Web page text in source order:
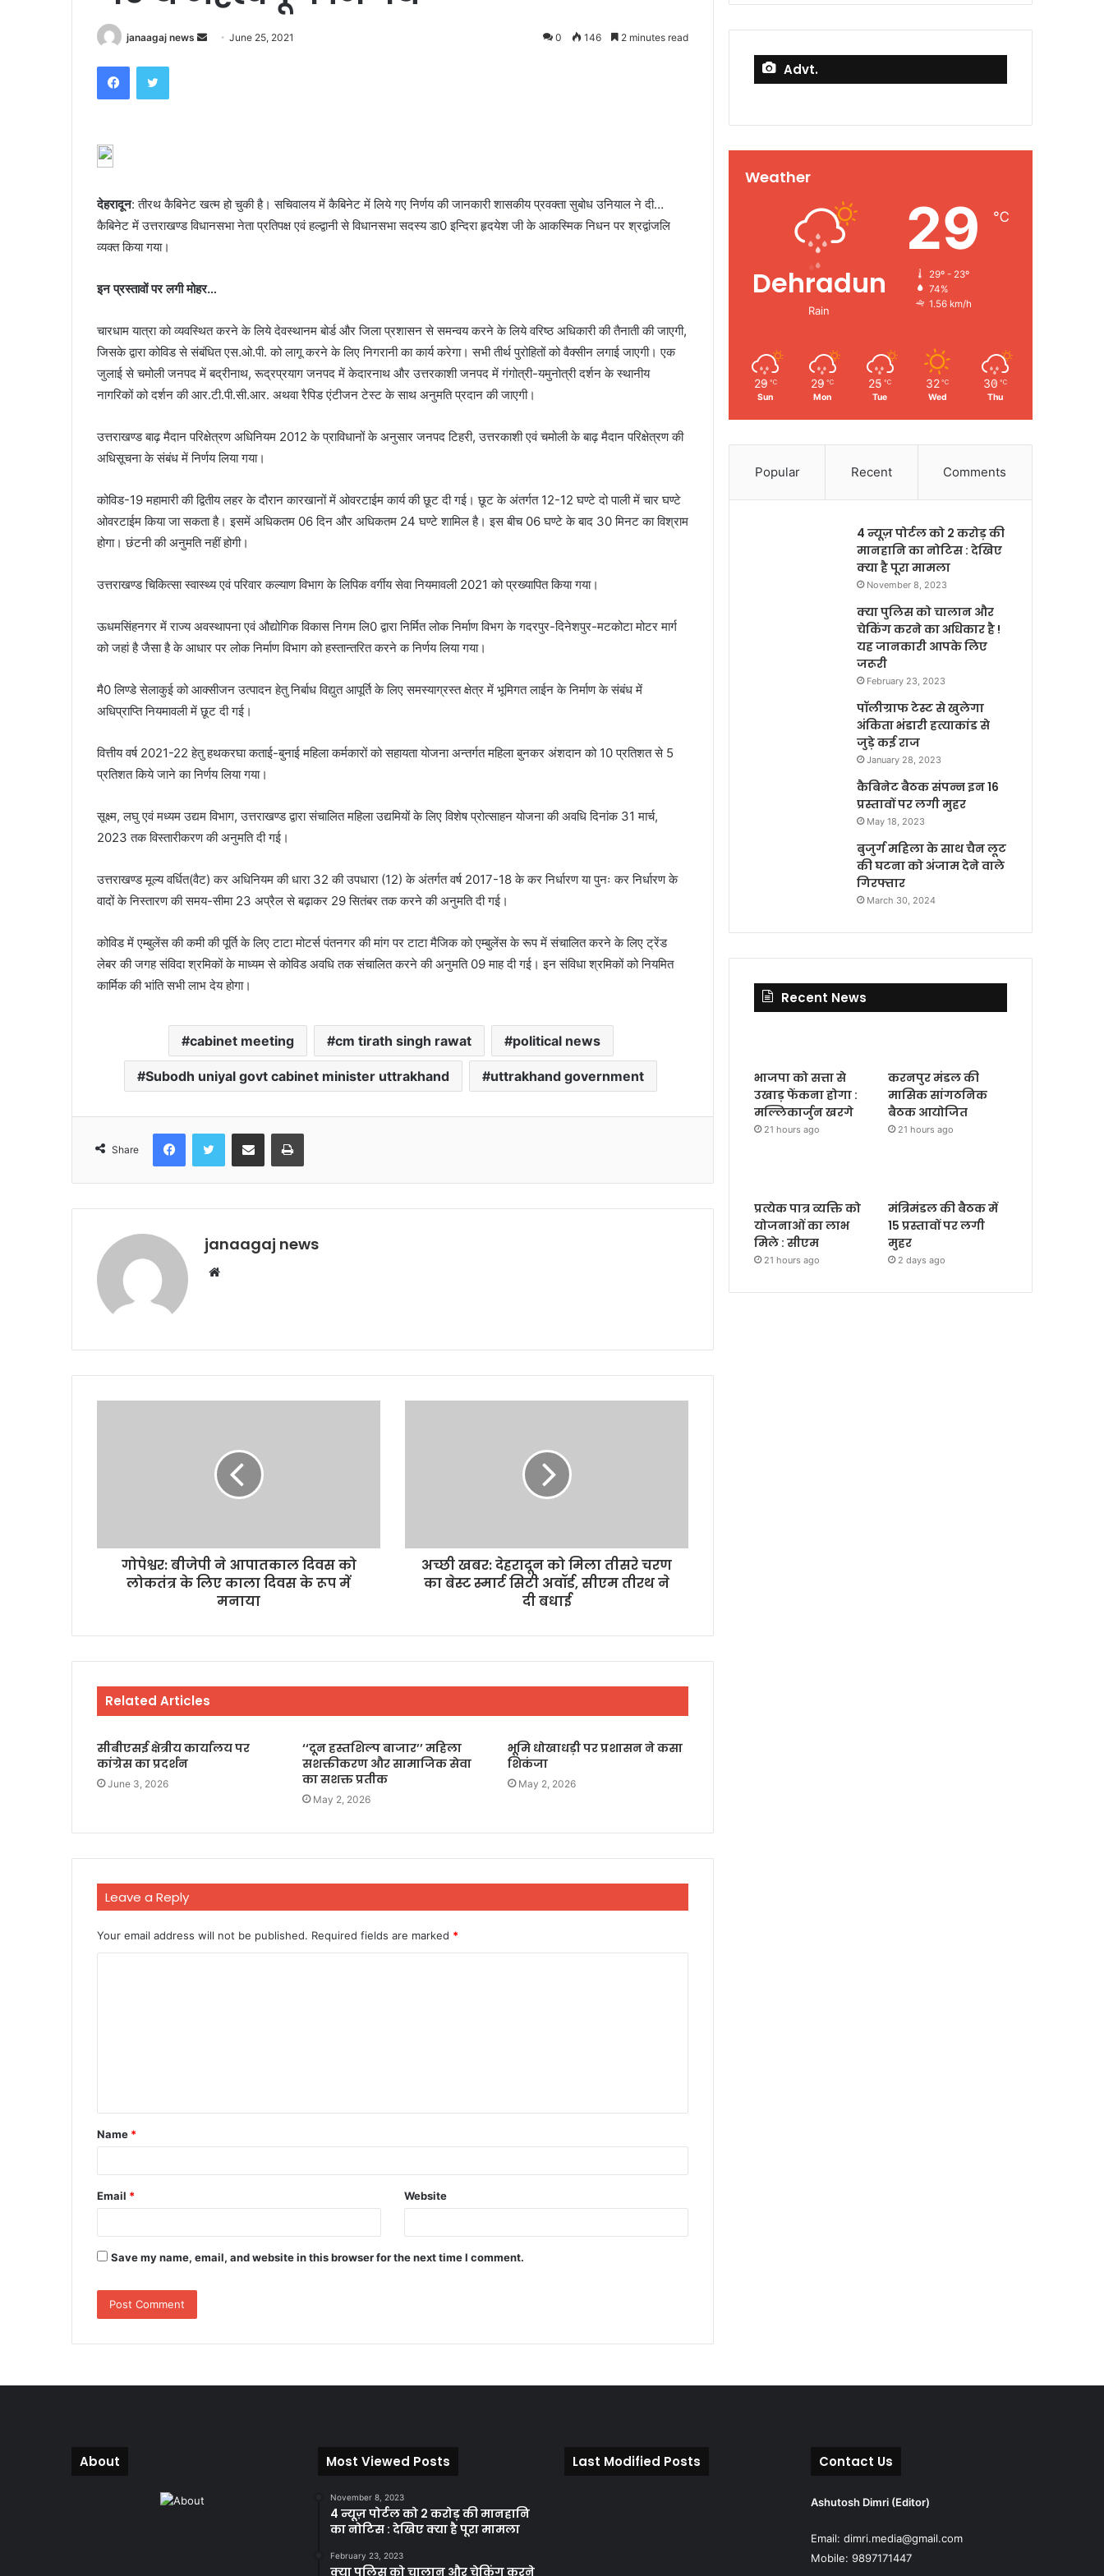
janaagaj news
SendJune 25, 2021 0 146 2 minutes read
FacebookTwitter
देहरादून: तीरथ कैबिनेट खत्म हो चुकी है। सचिवालय में कैबिनेट में लिये गए निर्णय की जानकारी शासकीय प्रवक्ता सुबोध उनियाल ने दी…
कैबिनेट में उत्तराखण्ड विधानसभा नेता प्रतिपक्ष एवं हल्द्वानी से विधानसभा सदस्य डा0 इन्दिरा हृदयेश जी के आकस्मिक निधन पर श्रद्वांजलि
व्यक्त किया गया।
इन प्रस्तावों पर लगी मोहर…
चारधाम यात्रा को व्यवस्थित करने के लिये देवस्थानम बोर्ड और जिला प्रशासन से समन्वय करने के लिये वरिष्ठ अधिकारी की तैनाती की जाएगी,
जिसके द्वारा कोविड से संबंधित एस.ओ.पी. को लागू करने के लिए निगरानी का कार्य करेगा। सभी तीर्थ पुरोहितों को वैक्सीन लगाई जाएगी। एक
जुलाई से चमोली जनपद में बद्रीनाथ, रूद्रप्रयाग जनपद में केदारनाथ और उत्तरकाशी जनपद में गंगोत्री-यमुनोत्री दर्शन के स्थानीय
नागरिकों को दर्शन की आर.टी.पी.सी.आर. अथवा रैपिड एंटीजन टेस्ट के साथ अनुमति प्रदान की जाएगी।
उत्तराखण्ड बाढ़ मैदान परिक्षेत्रण अधिनियम 2012 के प्राविधानों के अनुसार जनपद टिहरी, उत्तरकाशी एवं चमोली के बाढ़ मैदान परिक्षेत्रण की
अधिसूचना के संबंध में निर्णय लिया गया।
कोविड-19 महामारी की द्वितीय लहर के दौरान कारखानों में ओवरटाईम कार्य की छूट दी गई। छूट के अंतर्गत 12-12 घण्टे दो पाली में चार घण्टे
ओवरटाईम किया जा सकता है। इसमें अधिकतम 06 दिन और अधिकतम 24 घण्टे शामिल है। इस बीच 06 घण्टे के बाद 30 मिनट का विश्राम
होगा। छंटनी की अनुमति नहीं होगी।
उत्तराखण्ड चिकित्सा स्वास्थ्य एवं परिवार कल्याण विभाग के लिपिक वर्गीय सेवा नियमावली 2021 को प्रख्यापित किया गया।
ऊधमसिंहनगर में राज्य अवस्थापना एवं औद्योगिक विकास निगम लि0 द्वारा निर्मित लोक निर्माण विभग के गदरपुर-दिनेशपुर-मटकोटा मोटर मार्ग
को जहां है जैसा है के आधार पर लोक निर्माण विभाग को हस्तान्तरित करने क निर्णय लिया गया।
मै0 लिण्डे सेलाकुई को आक्सीजन उत्पादन हेतु निर्बाध विद्युत आपूर्ति के लिए समस्याग्रस्त क्षेत्र में भूमिगत लाईन के निर्माण के संबंध में
अधिप्राप्ति नियमावली में छूट दी गई।
वित्तीय वर्ष 2021-22 हेतु हथकरघा कताई-बुनाई महिला कर्मकारों को सहायता योजना अन्तर्गत महिला बुनकर अंशदान को 10 प्रतिशत से 5
प्रतिशत किये जाने का निर्णय लिया गया।
सूक्ष्म, लघु एवं मध्यम उद्यम विभाग, उत्तराखण्ड द्वारा संचालित महिला उद्यमियों के लिए विशेष प्रोत्साहन योजना की अवधि दिनांक 31 मार्च,
2023 तक विस्तारीकरण की अनुमति दी गई।
उत्तराखण्ड मूल्य वर्धित(वैट) कर अधिनियम की धारा 32 की उपधारा (12) के अंतर्गत वर्ष 2017-18 के कर निर्धारण या पुनः कर निर्धारण के
वादों के निस्तारण की समय-सीमा 23 अप्रैल से बढ़ाकर 29 सितंबर तक करने की अनुमति दी गई।
कोविड में एम्बुलेंस की कमी की पूर्ति के लिए टाटा मोटर्स पंतनगर की मांग पर टाटा मैजिक को एम्बुलेंस के रूप में संचालित करने के लिए ट्रेंड
लेबर की जगह संविदा श्रमिकों के माध्यम से कोविड अवधि तक संचालित करने की अनुमति 09 माह दी गई। इन संविधा श्रमिकों को नियमित
कार्मिक की भांति सभी लाभ देय होगा।
cabinet meeting cm tirath singh rawat political news
Subodh uniyal govt cabinet minister uttrakhand uttrakhand government
Share
FacebookTwitter Share via Email Print
janaagaj news
Website
गोपेश्वर: बीजेपी ने आपातकाल दिवस को
लोकतंत्र के लिए काला दिवस के रूप में
मनाया
अच्छी खबर: देहरादून को मिला तीसरे चरण
का बेस्ट स्मार्ट सिटी अवॉर्ड, सीएम तीरथ ने
दी बधाई
Related Articles
सीबीएसई क्षेत्रीय कार्यालय पर
कांग्रेस का प्रदर्शन
June 3, 2026
‘‘दून हस्तशिल्प बाजार’’ महिला
सशक्तीकरण और सामाजिक सेवा
का सशक्त प्रतीक
May 2, 2026
भूमि धोखाधड़ी पर प्रशासन ने कसा
शिकंजा
May 2, 2026
Leave a Reply
Your email address will not be published. Required fields are marked *
t
*
Name *
Email * Website
Save my name, email, and website in this browser for the next time I comment.
Advt.
Weather
Dehradun
Rain
29 ℃
29º - 23º
74%
1.56 km/h
29 ℃
Sun
29 ℃
Mon
25 ℃
Tue
32 ℃
Wed
30 ℃
Thu
Popular Recent Comments
4 न्यूज़ पोर्टल को 2 करोड़ की
मानहानि का नोटिस : देखिए
क्या है पूरा मामला
November 8, 2023
क्या पुलिस को चालान और
चेकिंग करने का अधिकार है !
यह जानकारी आपके लिए
जरूरी
February 23, 2023
पॉलीग्राफ टेस्ट से खुलेगा
अंकिता भंडारी हत्याकांड से
जुड़े कई राज
January 28, 2023
कैबिनेट बैठक संपन्न इन 16
प्रस्तावों पर लगी मुहर
May 18, 2023
बुजुर्ग महिला के साथ चैन लूट
की घटना को अंजाम देने वाले
गिरफ्तार
March 30, 2024
Recent News
भाजपा को सत्ता से
उखाड़ फेंकना होगा :
मल्लिकार्जुन खरगे
21 hours ago
करनपुर मंडल की
मासिक सांगठनिक
बैठक आयोजित
21 hours ago
प्रत्येक पात्र व्यक्ति को
योजनाओं का लाभ
मिले : सीएम
21 hours ago
मंत्रिमंडल की बैठक में
15 प्रस्तावों पर लगी
मुहर
2 days ago
About Most Viewed Posts
November 8, 2023
4 न्यूज़ पोर्टल को 2 करोड़ की मानहानि
का नोटिस : देखिए क्या है पूरा मामला
February 23, 2023
क्या पुलिस को चालान और चेकिंग करने
Last Modified Posts Contact Us
Ashutosh Dimri (Editor)
Email: dimri.media@gmail.com
Mobile: 9897171447